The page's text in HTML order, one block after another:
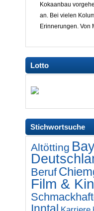
Kokaanbau
an. Bei vielen
Erinnerungen. Von
Lotto
Stichwortsuche
Altötting
Beruf
Film &
Inntal